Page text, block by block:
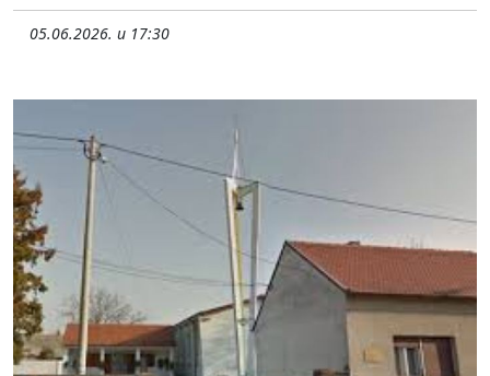
05.06.2026. u 17:30